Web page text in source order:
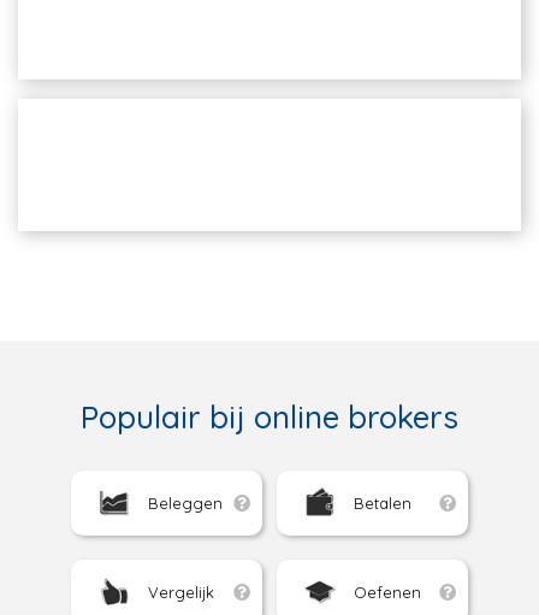
Populair bij online brokers
Beleggen Betalen
Vergelijk Oefenen